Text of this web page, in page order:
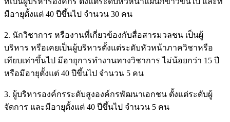
มีอายุตั้งแต่ 40 ปีขึ้นไป จำนวน 30 คน
2. นักวิชาการ หรืองานที่เกี่ยวข้องกับสื่อสารมวลชน เป็นผู้
บริหาร หรือเคยเป็นผู้บริหารตั้งแต่ระดับหัวหน้าภาควิชาหรือ
เทียบเท่าขึ้นไป มีอายุการทำงานทางวิชาการ ไม่น้อยกว่า 15 ปี
หรือมีอายุตั้งแต่ 40 ปีขึ้นไป จำนวน 5 คน
3. ผู้บริหารองค์กรระดับสูงองค์กรพัฒนาเอกชน ตั้งแต่ระดับผู้
จัดการ และมีอายุตั้งแต่ 40 ปีขึ้นไป จำนวน 5 คน